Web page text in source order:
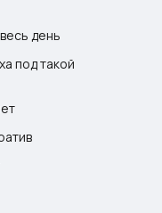
день
под такой